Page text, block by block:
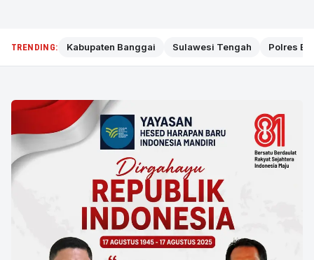
TRENDING: Kabupaten Banggai Sulawesi Tengah Polres